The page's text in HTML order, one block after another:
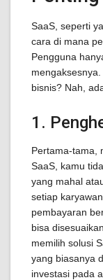
SaaS, seperti
cara di mana
Pengguna
bisnis? Nah,
1.
Pertama-tama,
SaaS, kamu
yang mahal
setiap
pembayaran
bisa
memilih solusi
yang biasanya
investasi pada